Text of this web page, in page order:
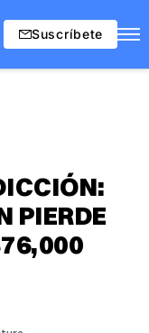
Suscríbete
PIERDE